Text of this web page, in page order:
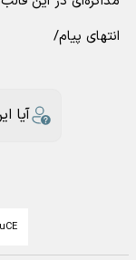
انتهای پیام/
آیا